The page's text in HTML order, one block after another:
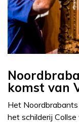
komst van
Het
het schilderij